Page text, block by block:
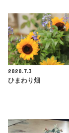
2020.7.3
ひまわり畑